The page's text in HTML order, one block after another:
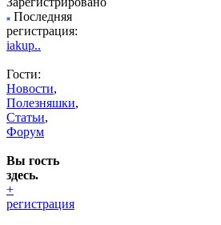
Последняя
регистрация:
iakup..
Гости:
Новости,
Полезняшки,
Статьи,
Форум
Вы гость
здесь.
+
регистрация